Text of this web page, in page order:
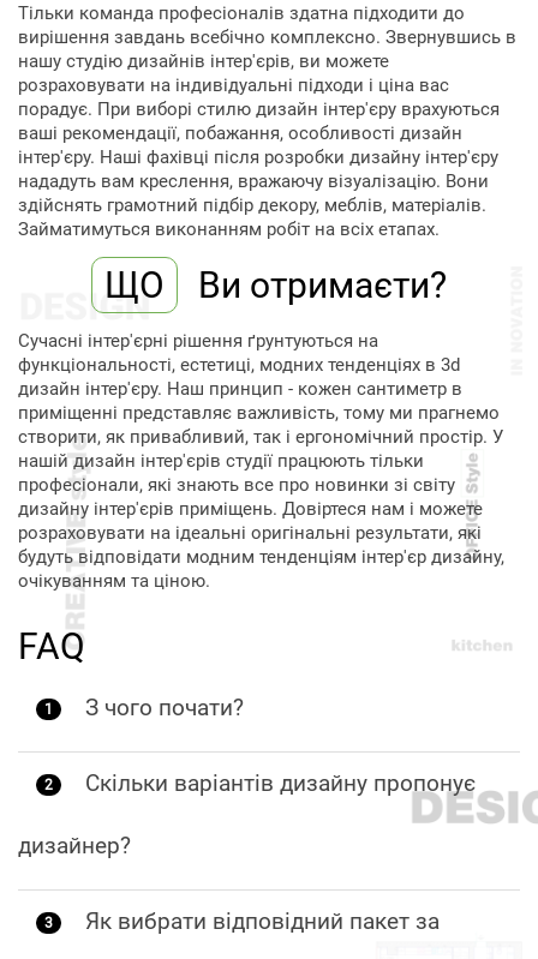
Тільки команда професіоналів здатна підходити до
вирішення завдань всебічно комплексно. Звернувшись в
нашу студію дизайнів інтер'єрів, ви можете
розраховувати на індивідуальні підходи і ціна вас
порадує. При виборі стилю дизайн інтер'єру врахуються
ваші рекомендації, побажання, особливості дизайн
інтер'єру. Наші фахівці після розробки дизайну інтер'єру
нададуть вам креслення, вражаючу візуалізацію. Вони
здійснять грамотний підбір декору, меблів, матеріалів.
Займатимуться виконанням робіт на всіх етапах.
ЩО Ви отримаєти?
Сучасні інтер'єрні рішення ґрунтуються на
функціональності, естетиці, модних тенденціях в 3d
дизайн інтер'єру. Наш принцип - кожен сантиметр в
приміщенні представляє важливість, тому ми прагнемо
створити, як привабливий, так і ергономічний простір. У
нашій дизайн інтер'єрів студії працюють тільки
професіонали, які знають все про новинки зі світу
дизайну інтер'єрів приміщень. Довіртеся нам і можете
розраховувати на ідеальні оригінальні результати, які
будуть відповідати модним тенденціям інтер'єр дизайну,
очікуванням та ціною.
FAQ
1 З чого почати?
2 Скільки варіантів дизайну пропонує
дизайнер?
3 Як вибрати відповідний пакет за